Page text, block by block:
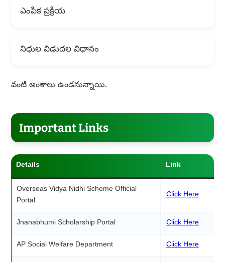
ఎంపిక ప్రక్రియ
నిధుల విడుదల విధానం
వంటి అంశాలు ఉండనున్నాయి.
Important Links
Details Link
Overseas Vidya Nidhi Scheme Official
Portal
Click Here
Jnanabhumi Scholarship Portal Click Here
AP Social Welfare Department Click Here